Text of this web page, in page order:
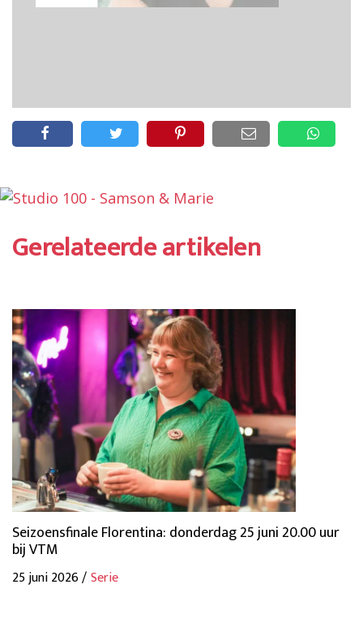
Gerelateerde artikelen
Seizoensfinale Florentina: donderdag 25 juni 20.00 uur
bij VTM
25 juni 2026 /Serie